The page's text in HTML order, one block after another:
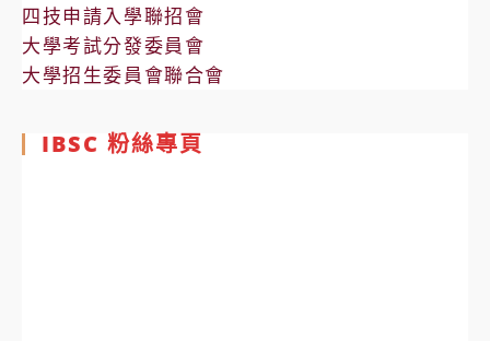
四技申請入學聯招會
大學考試分發委員會
大學招生委員會聯合會
IBSC 粉絲專頁